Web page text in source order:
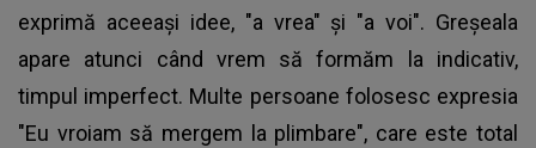
exprimă aceeaşi idee, "a vrea" şi "a voi". Greşeala
apare atunci când vrem să formăm la indicativ,
timpul imperfect. Multe persoane folosesc expresia
"Eu vroiam să mergem la plimbare", care este total